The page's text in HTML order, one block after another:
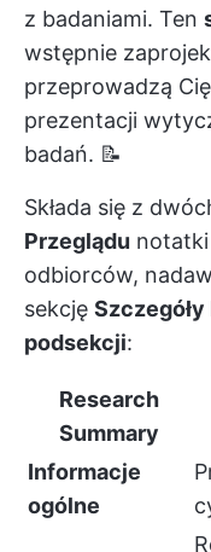
z badaniami. Ten
wstępnie
przeprowadzą
prezentacji
badań. 📝
Składa się z
Przeglądu
odbiorców,
sekcję Szczegóły
podsekcji:
Research
Summary
Informacje
ogólne